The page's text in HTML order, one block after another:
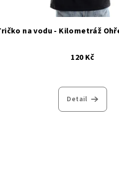
na vodu - Kilometráž
120 Kč
Detail